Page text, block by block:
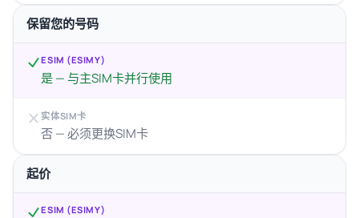
保留您的号码
ESIM (ESIMY)
是 — 与主SIM卡并行使用
实体SIM卡
否 — 必须更换SIM卡
起价
ESIM (ESIMY)